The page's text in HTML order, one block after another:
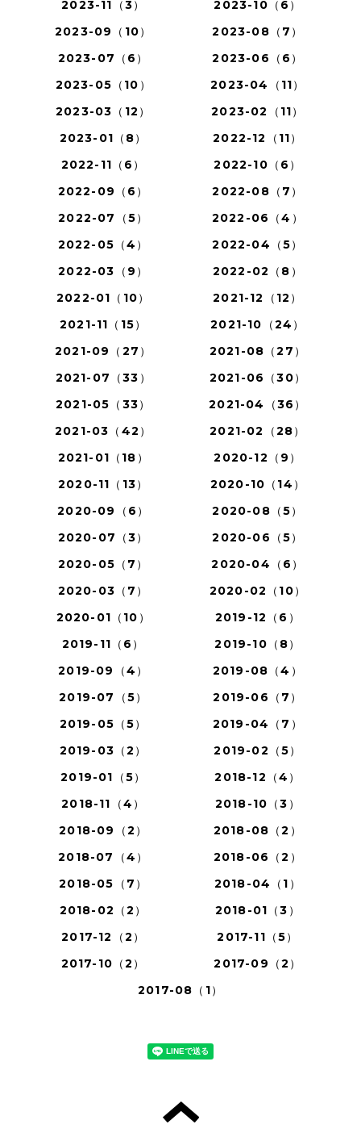
2023-11（3）
2023-10（6）
2023-09（10）
2023-08（7）
2023-07（6）
2023-06（6）
2023-05（10）
2023-04（11）
2023-03（12）
2023-02（11）
2023-01（8）
2022-12（11）
2022-11（6）
2022-10（6）
2022-09（6）
2022-08（7）
2022-07（5）
2022-06（4）
2022-05（4）
2022-04（5）
2022-03（9）
2022-02（8）
2022-01（10）
2021-12（12）
2021-11（15）
2021-10（24）
2021-09（27）
2021-08（27）
2021-07（33）
2021-06（30）
2021-05（33）
2021-04（36）
2021-03（42）
2021-02（28）
2021-01（18）
2020-12（9）
2020-11（13）
2020-10（14）
2020-09（6）
2020-08（5）
2020-07（3）
2020-06（5）
2020-05（7）
2020-04（6）
2020-03（7）
2020-02（10）
2020-01（10）
2019-12（6）
2019-11（6）
2019-10（8）
2019-09（4）
2019-08（4）
2019-07（5）
2019-06（7）
2019-05（5）
2019-04（7）
2019-03（2）
2019-02（5）
2019-01（5）
2018-12（4）
2018-11（4）
2018-10（3）
2018-09（2）
2018-08（2）
2018-07（4）
2018-06（2）
2018-05（7）
2018-04（1）
2018-02（2）
2018-01（3）
2017-12（2）
2017-11（5）
2017-10（2）
2017-09（2）
2017-08（1）